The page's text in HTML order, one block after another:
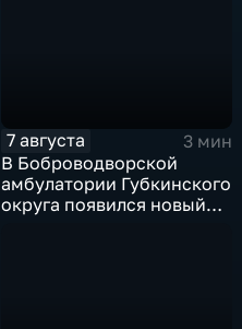
7 августа
3 мин
В Боброводворской
амбулатории Губкинского
округа появился новый